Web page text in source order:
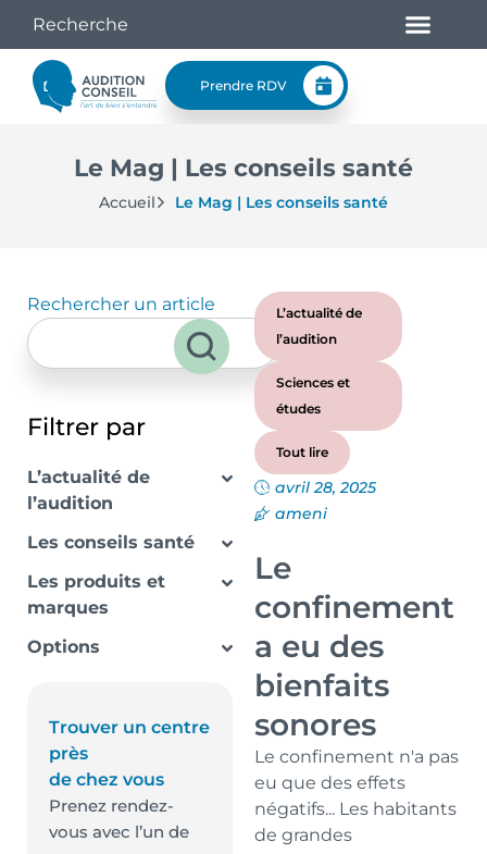
Prendre RDV
Le Mag | Les conseils santé
Accueil Le Mag | Les conseils santé
Rechercher un article
Filtrer par
L’actualité de
l’audition
Les conseils santé
Les produits et
marques
Options
Trouver un centre
près
de chez vous
Prenez rendez-
vous avec l’un de
L’actualité de
l’audition
Sciences et
études
Tout lire
avril 28, 2025
ameni
Le
confinement
a eu des
bienfaits
sonores
Le confinement n'a pas
eu que des effets
négatifs... Les habitants
de grandes